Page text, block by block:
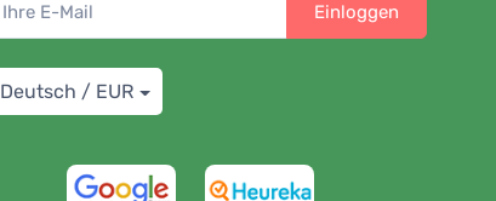
Einloggen
Deutsch / EUR